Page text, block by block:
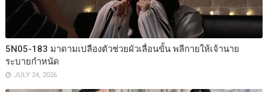
5N05-183 มาดามเปลืองตัวช่วยผัวเลื่อนขั้น พลีกายให้เจ้านาย
ระบายกำหนัด
JULY 24, 2026